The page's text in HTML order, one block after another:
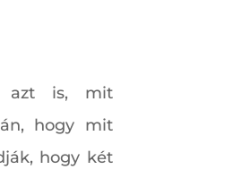
azt is, mit
hogy mit
hogy két